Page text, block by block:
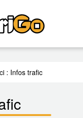
: Infos trafic